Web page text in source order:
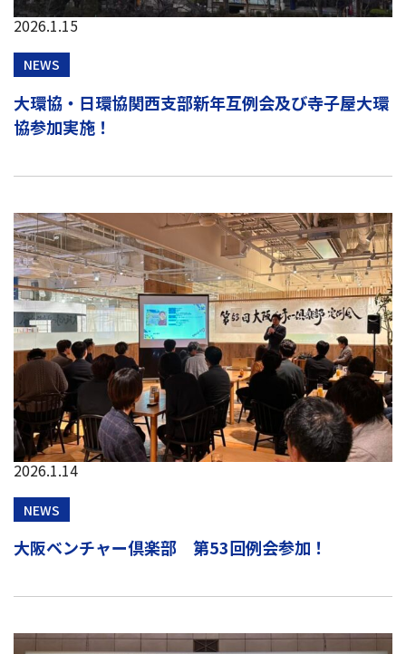
2026.1.15
NEWS
大環協・日環協関西支部新年互例会及び寺子屋大環
協参加実施！
2026.1.14
NEWS
大阪ベンチャー倶楽部 第53回例会参加！